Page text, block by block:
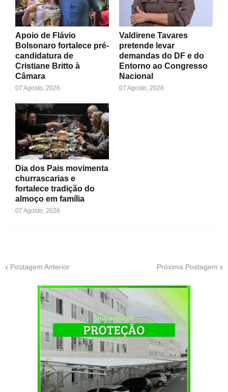
Apoio de Flávio
Bolsonaro fortalece pré-
candidatura de
Cristiane Britto à
Câmara
07 Agosto, 2026
Valdirene Tavares
pretende levar
demandas do DF e do
Entorno ao Congresso
Nacional
07 Agosto, 2026
Dia dos Pais movimenta
churrascarias e
fortalece tradição do
almoço em família
07 Agosto, 2026
Postagem Anterior Próxima Postagem